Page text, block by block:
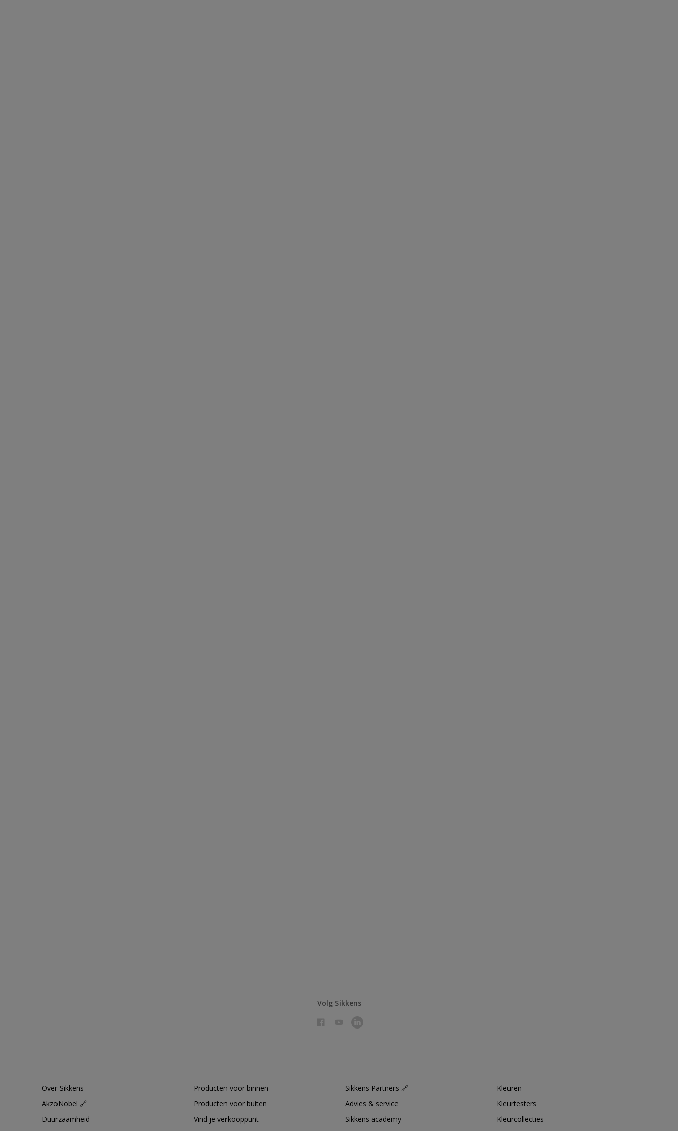
Volg Sikkens
Over Sikkens
AkzoNobel 🔗
Duurzaamheid
Producten voor binnen
Producten voor buiten
Vind je verkooppunt
Sikkens Partners 🔗
Advies & service
Sikkens academy
Kleuren
Kleurtesters
Kleurcollecties